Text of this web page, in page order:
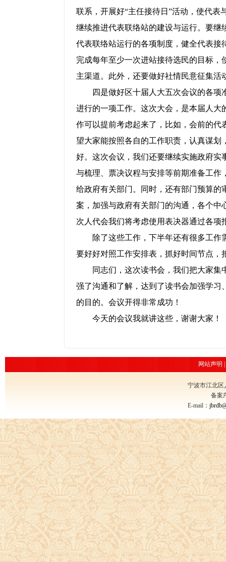
联系，开展好“主任接待日”活动，使代
继续推进代表联络站的建设与运行。要
代表联络站运行的各项制度，健全代表
完成每年至少一次进站接待选民的目标
主渠道。此外，还要做好社情民意征集
四是做好区十届人大五次会议的各项
进行的一项工作。这次大会，是本届人
作可以提前考虑起来了，比如，会前的
望大家能按照各自的工作职责，认真谋
好。这次会议，我们还要继续实施政府
与梳理、票决议程与安排等前期准备工
给政府有关部门。同时，还有部门预算
案，加强与政府有关部门的沟通，各个
次人代会我们将考虑使用表决器通过各
除了这些工作，下半年还有很多工作
要好好对照工作安排表，抓好时间节点，
同志们，这次读书会，我们把大家集
强了沟通和了解，达到了读书会加强学
的目的。会议开得非常成功！
今天的会议我就讲这些，谢谢大家！
网站声明
宁波市江北区
备案
E-mail：